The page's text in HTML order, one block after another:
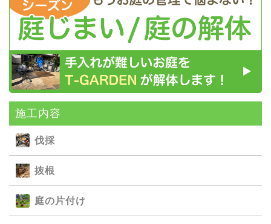
施⼯内容
伐採
抜根
庭の⽚付け